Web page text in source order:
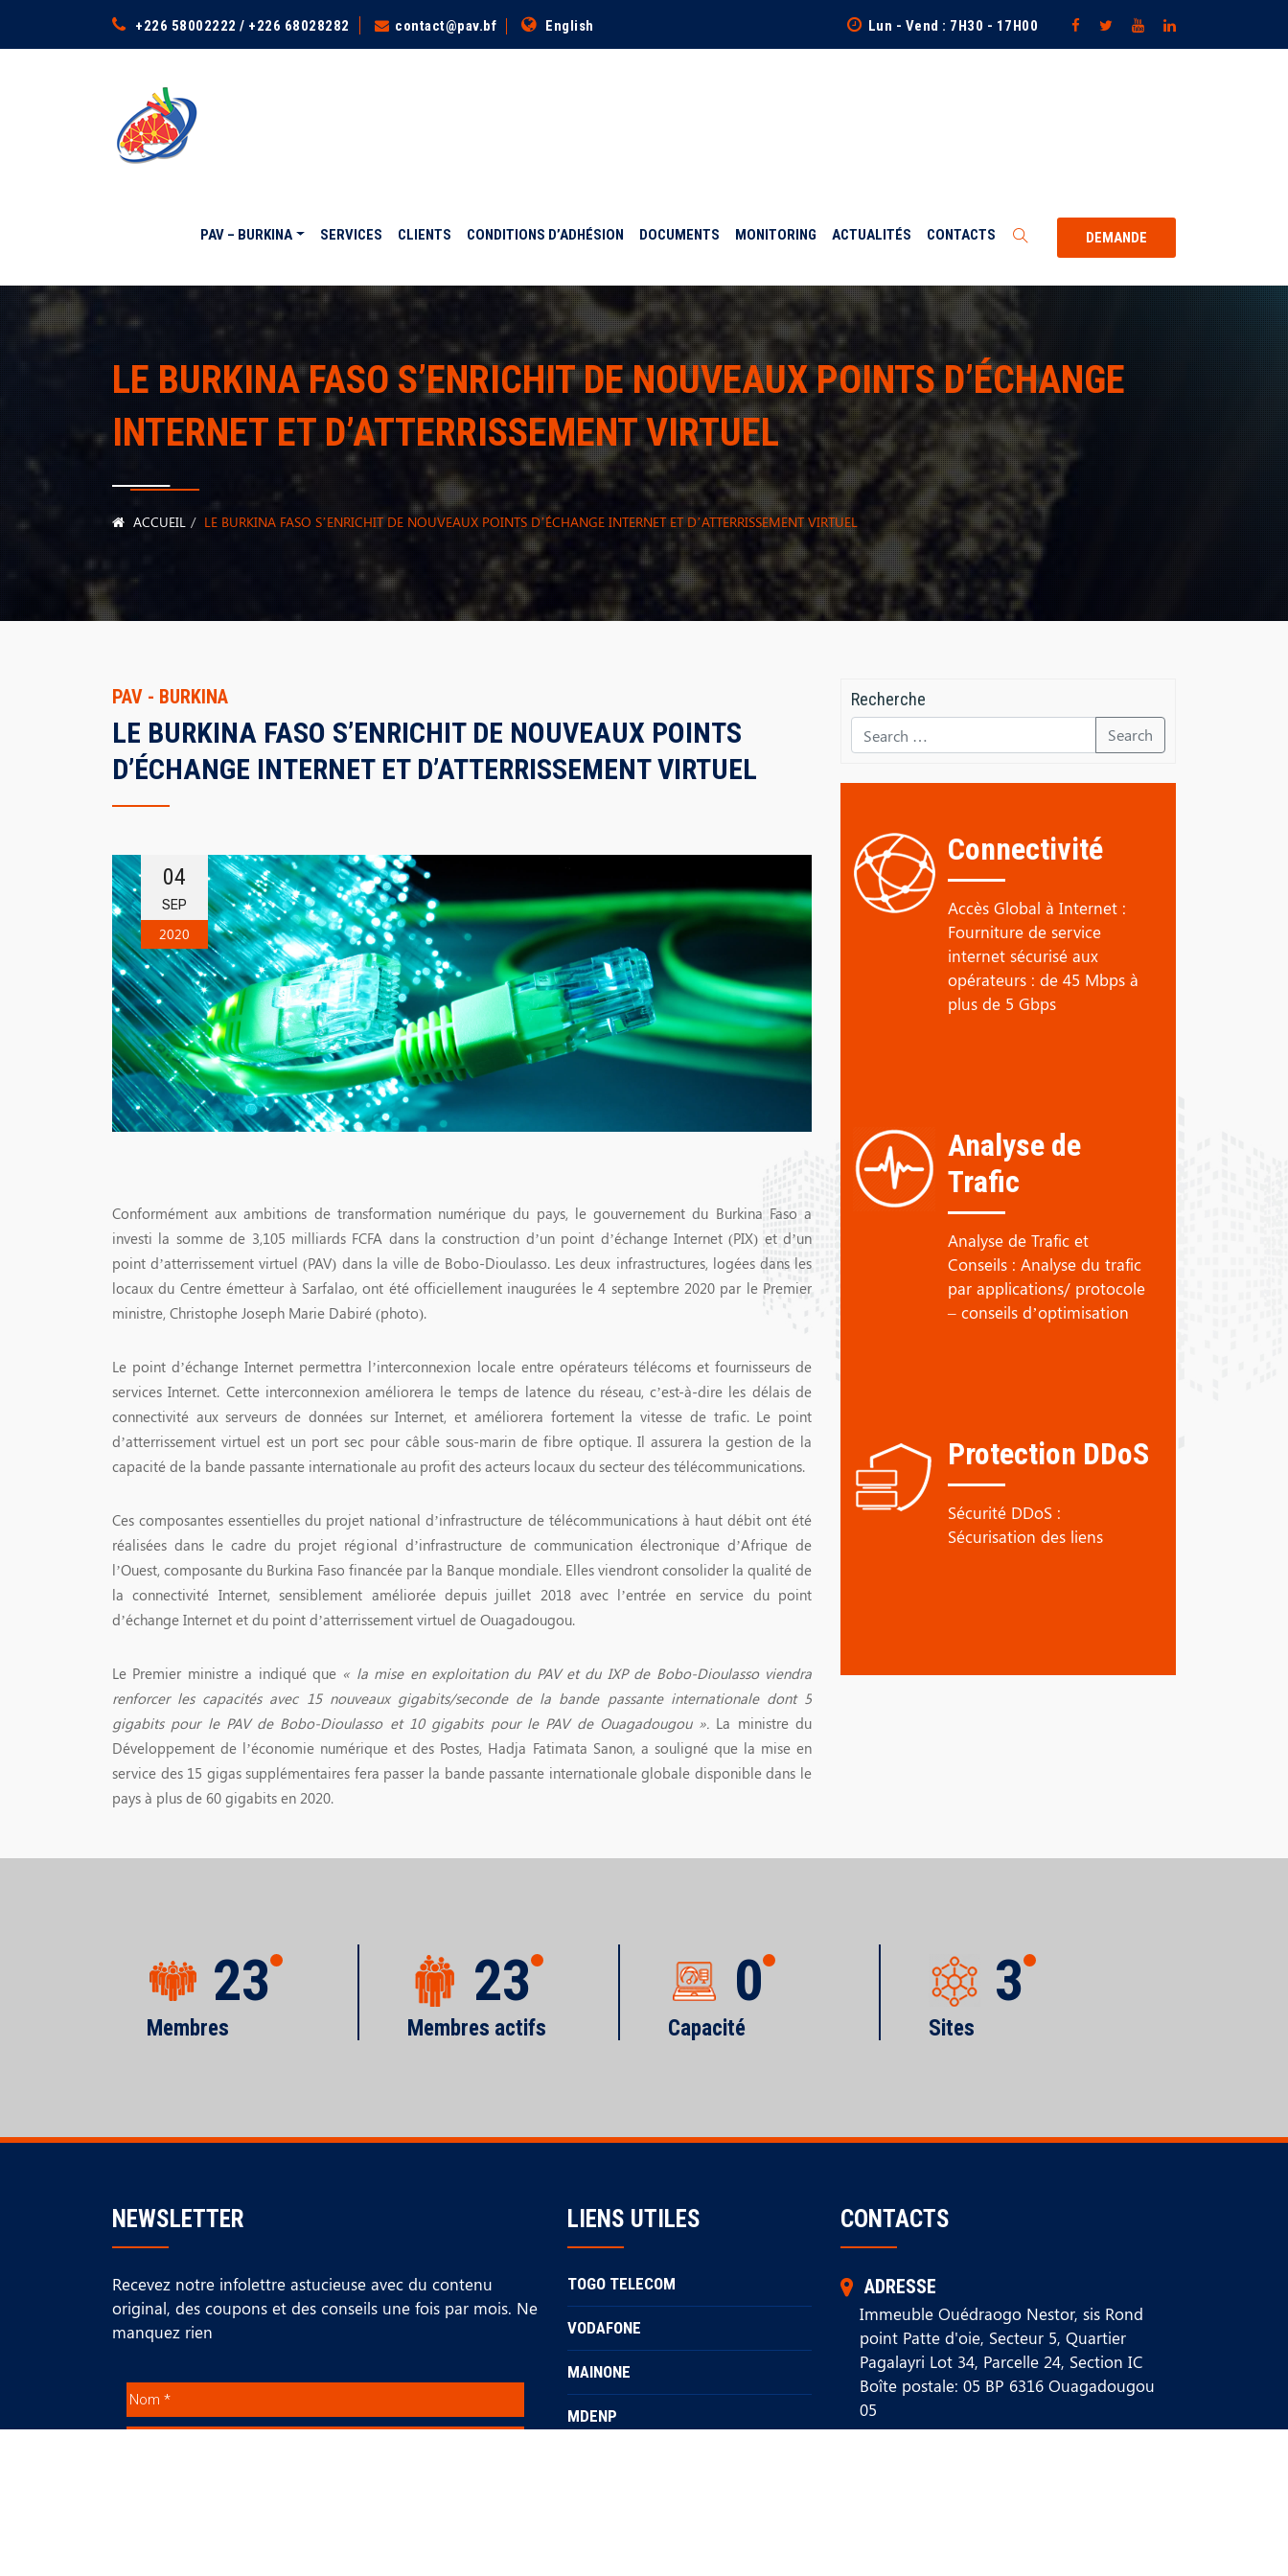
+226 58002222 / +226 68028282 contact@pav.bf English Lun - Vend : 7H30 - 17H00
PAV – BURKINA SERVICES CLIENTS CONDITIONS D’ADHÉSION DOCUMENTS MONITORING ACTUALITÉS CONTACTS DEMANDE
LE BURKINA FASO S’ENRICHIT DE NOUVEAUX POINTS D’ÉCHANGE
INTERNET ET D’ATTERRISSEMENT VIRTUEL
ACCUEIL LE BURKINA FASO S’ENRICHIT DE NOUVEAUX POINTS D’ÉCHANGE INTERNET ET D’ATTERRISSEMENT VIRTUEL
PAV - BURKINA
LE BURKINA FASO S’ENRICHIT DE NOUVEAUX POINTS
D’ÉCHANGE INTERNET ET D’ATTERRISSEMENT VIRTUEL
04
SEP
2020
Conformément aux ambitions de transformation numérique du pays, le gouvernement du Burkina Faso a
investi la somme de 3,105 milliards FCFA dans la construction d’un point d’échange Internet (PIX) et d’un
point d’atterrissement virtuel (PAV) dans la ville de Bobo-Dioulasso. Les deux infrastructures, logées dans les
locaux du Centre émetteur à Sarfalao, ont été officiellement inaugurées le 4 septembre 2020 par le Premier
ministre, Christophe Joseph Marie Dabiré (photo).
Le point d’échange Internet permettra l’interconnexion locale entre opérateurs télécoms et fournisseurs de
services Internet. Cette interconnexion améliorera le temps de latence du réseau, c’est-à-dire les délais de
connectivité aux serveurs de données sur Internet, et améliorera fortement la vitesse de trafic. Le point
d’atterrissement virtuel est un port sec pour câble sous-marin de fibre optique. Il assurera la gestion de la
capacité de la bande passante internationale au profit des acteurs locaux du secteur des télécommunications.
Ces composantes essentielles du projet national d’infrastructure de télécommunications à haut débit ont été
réalisées dans le cadre du projet régional d’infrastructure de communication électronique d’Afrique de
l’Ouest, composante du Burkina Faso financée par la Banque mondiale. Elles viendront consolider la qualité de
la connectivité Internet, sensiblement améliorée depuis juillet 2018 avec l’entrée en service du point
d’échange Internet et du point d’atterrissement virtuel de Ouagadougou.
Le Premier ministre a indiqué que « la mise en exploitation du PAV et du IXP de Bobo-Dioulasso viendra
renforcer les capacités avec 15 nouveaux gigabits/seconde de la bande passante internationale dont 5
gigabits pour le PAV de Bobo-Dioulasso et 10 gigabits pour le PAV de Ouagadougou ». La ministre du
Développement de l’économie numérique et des Postes, Hadja Fatimata Sanon, a souligné que la mise en
service des 15 gigas supplémentaires fera passer la bande passante internationale globale disponible dans le
pays à plus de 60 gigabits en 2020.
Recherche
Search
Connectivité
Accès Global à Internet :
Fourniture de service
internet sécurisé aux
opérateurs : de 45 Mbps à
plus de 5 Gbps
Analyse de
Trafic
Analyse de Trafic et
Conseils : Analyse du trafic
par applications/ protocole
– conseils d’optimisation
Protection DDoS
Sécurité DDoS :
Sécurisation des liens
23
Membres
23
Membres actifs
0
Capacité
3
Sites
NEWSLETTER
Recevez notre infolettre astucieuse avec du contenu
original, des coupons et des conseils une fois par mois. Ne
manquez rien
LIENS UTILES
TOGO TELECOM
VODAFONE
MAINONE
MDENP
CONTACTS
ADRESSE
Immeuble Ouédraogo Nestor, sis Rond
point Patte d'oie, Secteur 5, Quartier
Pagalayri Lot 34, Parcelle 24, Section IC
Boîte postale: 05 BP 6316 Ouagadougou
05